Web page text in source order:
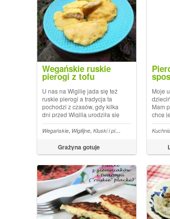
Wegańskie ruskie
pierogi z tofu
U nas na Wigilię jada się też
ruskie pierogi a tradycja ta
pochodzi z czasów, gdy kilka
dni przed Wigilią urodziła się
moja córka, czyli od 22 lat ( to
dokładnie dzisiaj
Grażyna gotuje
Wegańskie, Wigilijne, Kluski i pierogi ,
Moje
Mam
chcę